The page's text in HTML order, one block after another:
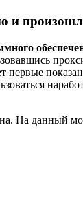
и
На данный